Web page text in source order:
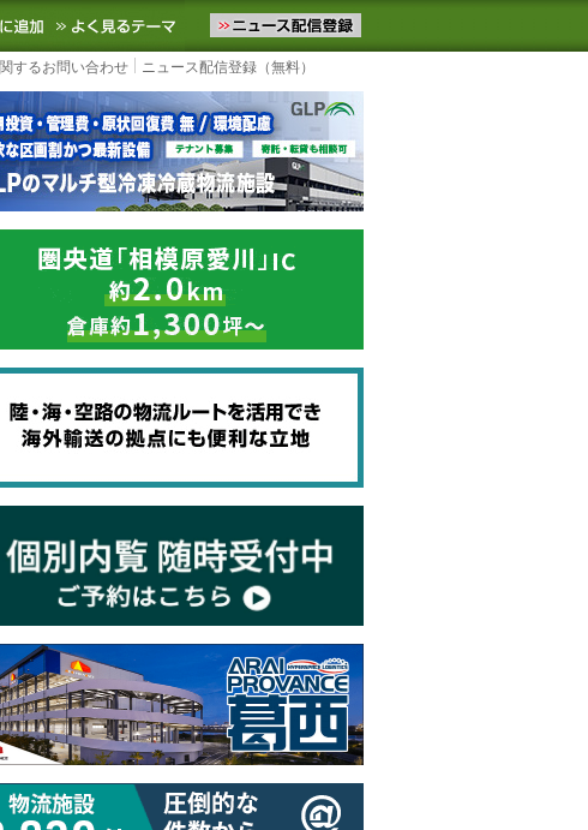
流ニュースをお届けします。物流ニュースメール配信を登録す
お気に入りに追加 よく見るテーマ
するお問い合わせ ニュース配信登録（無料）